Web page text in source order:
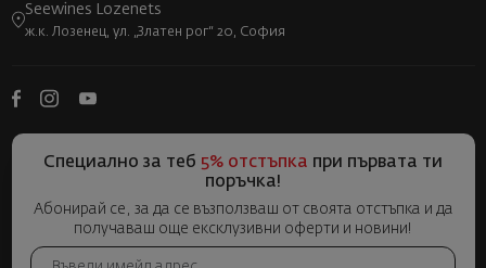
Seewines Lozenets
ж.к. Лозенец, ул. „Златен рог“ 20, София
Специално за теб 5% отстъпка при първата ти
поръчка!
Абонирай се, за да се възползваш от своята отстъпка и да
получаваш още ексклузивни оферти и новини!